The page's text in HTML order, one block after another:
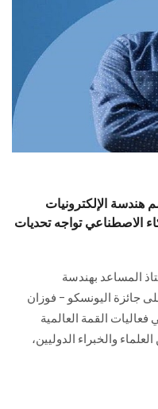
هندسة الإلكترونيات
الاصطناعي تواجه تحديات
المساعد بهندسة
جائزة اليونسكو – فوزان
للذكاء الاصطناعي لعام 2023، في فعاليات القمة العالمية
والخبراء الدوليين،